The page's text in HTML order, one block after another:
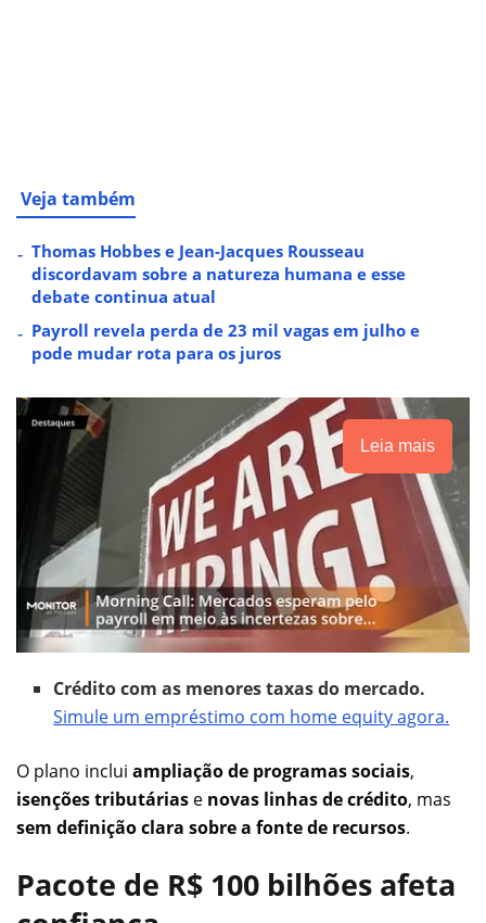
Veja também
Thomas Hobbes e Jean-Jacques Rousseau
discordavam sobre a natureza humana e esse
debate continua atual
Payroll revela perda de 23 mil vagas em julho e
pode mudar rota para os juros
Leia mais
Crédito com as menores taxas do mercado.
Simule um empréstimo com home equity agora.
O plano inclui ampliação de programas sociais,
isenções tributárias e novas linhas de crédito, mas
sem definição clara sobre a fonte de recursos.
Pacote de R$ 100 bilhões afeta